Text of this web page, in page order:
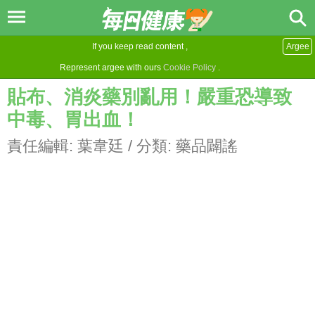
If you keep read content ,
Represent argee with ours Cookie Policy .
Argee
貼布、消炎藥別亂用！嚴重恐導致
中毒、胃出血！
責任編輯: 葉韋廷 / 分類: 藥品闢謠